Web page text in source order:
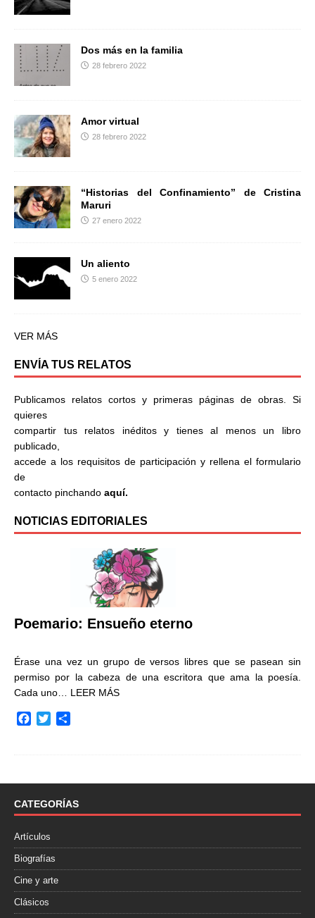
Dos más en la familia
28 febrero 2022
Amor virtual
28 febrero 2022
“Historias del Confinamiento” de Cristina
Maruri
27 enero 2022
Un aliento
5 enero 2022
VER MÁS
ENVÍA TUS RELATOS
Publicamos relatos cortos y primeras páginas de obras. Si
quieres
compartir tus relatos inéditos y tienes al menos un libro
publicado,
accede a los requisitos de participación y rellena el formulario
de
contacto pinchando aquí.
NOTICIAS EDITORIALES
Poemario: Ensueño eterno
Érase una vez un grupo de versos libres que se pasean sin
permiso por la cabeza de una escritora que ama la poesía.
Cada uno… LEER MÁS
o
k
r
t
i
CATEGORÍAS
Artículos
Biografías
Cine y arte
Clásicos